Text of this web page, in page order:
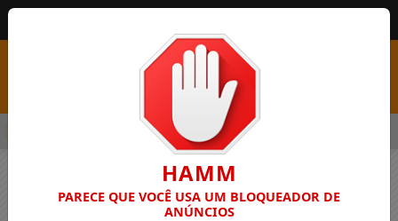
COM VAGAS EM SEIS FUNÇÕES E SALÁRIOS QUE CHEGAM A
HAMM
PARECE QUE VOCÊ USA UM BLOQUEADOR DE
ANÚNCIOS